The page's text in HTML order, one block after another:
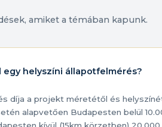
amiket a témában kapunk.
egy helyszíni állapotfelmérés?
díja a projekt méretétől és
alapvetően Budapesten belül